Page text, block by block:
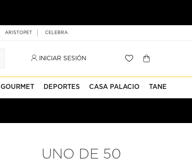
ARISTOPET CELEBRA
INICIAR SESIÓN
GOURMET DEPORTES CASA PALACIO TANE
UNO DE 50